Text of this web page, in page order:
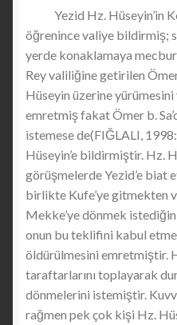
Yezid Hz. Hüseyin’in
öğrenince valiye bildirmiş;
yerde konaklamaya
Rey valiliğine getirilen Ömer
Hüseyin üzerine
emretmiş fakat Ömer b.
istemese de(FIĞLALI,
Hüseyin’e bildirmiştir. Hz.
görüşmelerde Yezid’e biat
birlikte Kufe’ye gitmekten
Mekke’ye dönmek
onun bu teklifini kabul
öldürülmesini emretmiştir.
taraftarlarını toplayarak
dönmelerini istemiştir.
rağmen pek çok kişi Hz.